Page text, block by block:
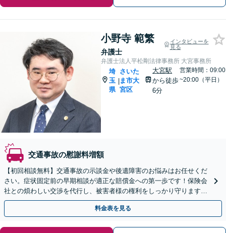
小野寺 範繁
弁護士
インタビューを
見る
弁護士法人平松剛法律事務所 大宮事務所
埼
玉
県
|
さいた
ま市大
宮区
大宮駅
から徒歩
6分
営業時間：09:00
~20:00（平日）
交通事故の慰謝料増額
【初回相談無料】交通事故の示談金や後遺障害のお悩みはお任せくだ
さい。症状固定前の早期相談が適正な賠償金への第一歩です！保険会
社との煩わしい交渉を代行し、被害者様の権利をしっかり守ります。
【メール・電話・WEB相談可】【夜間や休日相談可】
料金表を見る